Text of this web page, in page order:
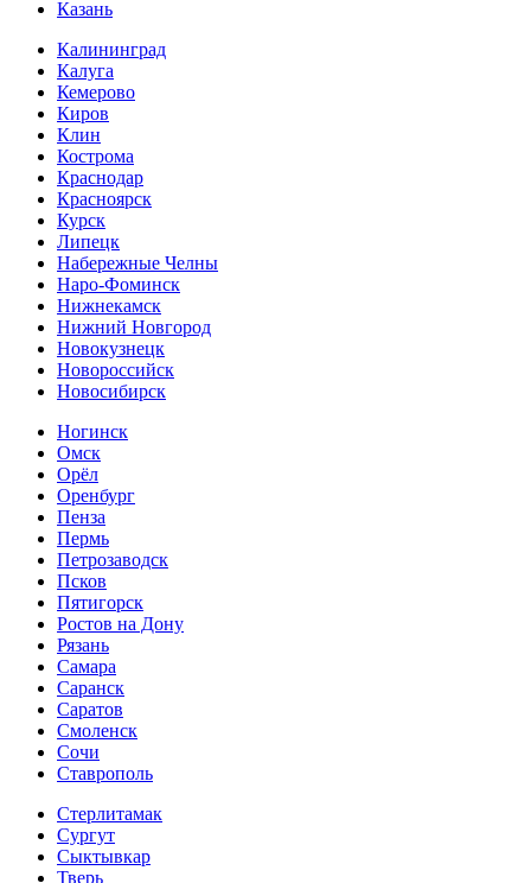
Казань
Калининград
Калуга
Кемерово
Киров
Клин
Кострома
Краснодар
Красноярск
Курск
Липецк
Набережные Челны
Наро-Фоминск
Нижнекамск
Нижний Новгород
Новокузнецк
Новороссийск
Новосибирск
Ногинск
Омск
Орёл
Оренбург
Пенза
Пермь
Петрозаводск
Псков
Пятигорск
Ростов на Дону
Рязань
Самара
Саранск
Саратов
Смоленск
Сочи
Ставрополь
Стерлитамак
Сургут
Сыктывкар
Тверь